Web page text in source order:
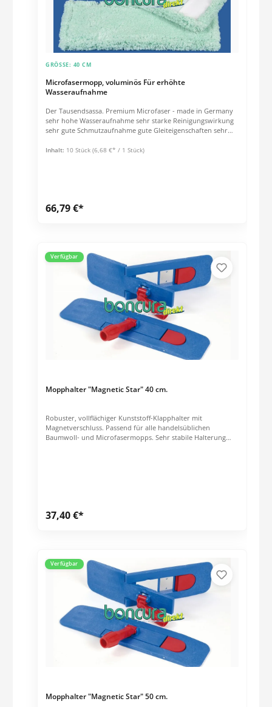
Microfasermopp, voluminös Für erhöhte
Wasseraufnahme
GRÖSSE: 40 CM
Der Tausendsassa. Premium Microfaser - made in Germany
sehr hohe Wasseraufnahme sehr starke Reinigungswirkung
sehr gute Schmutzaufnahme gute Gleiteigenschaften sehr
Inhalt: 10 Stück (6,68 €* / 1 Stück)
66,79 €*
Verfügbar
Mopphalter "Magnetic Star" 40 cm.
Robuster, vollflächiger Kunststoff-Klapphalter mit
Magnetverschluss. Passend für alle handelsüblichen
Baumwoll- und Microfasermopps. Sehr stabile Halterung
37,40 €*
Verfügbar
Mopphalter "Magnetic Star" 50 cm.